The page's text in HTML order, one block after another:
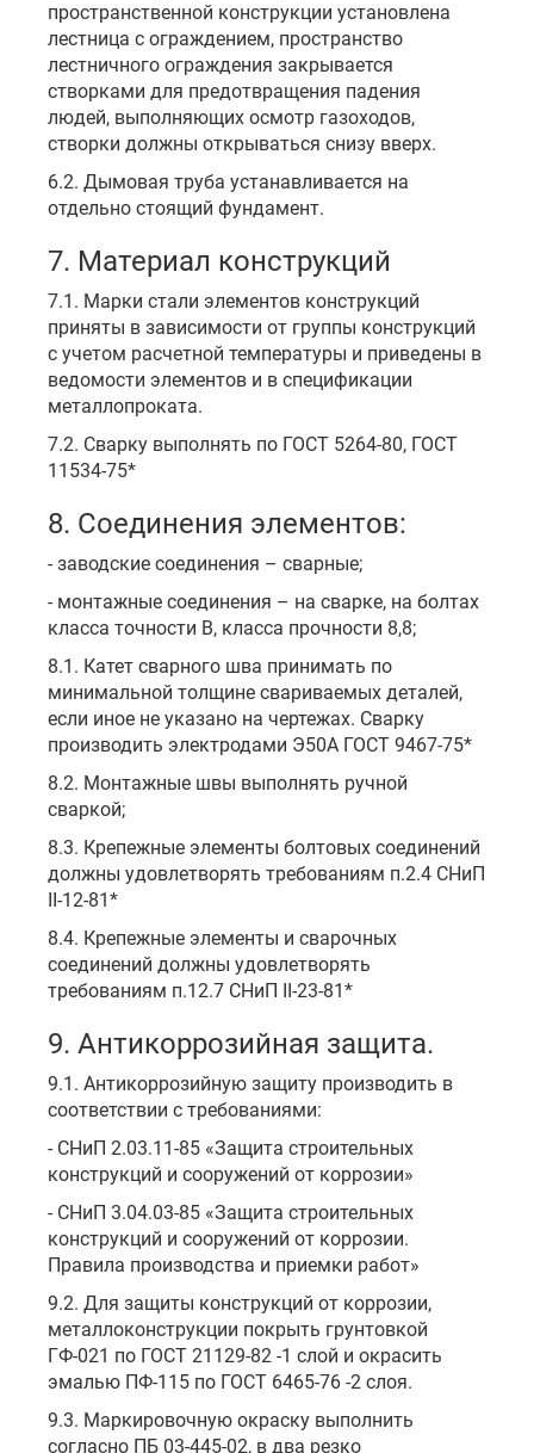
пространственной конструкции установлена
лестница с ограждением, пространство
лестничного ограждения закрывается
створками для предотвращения падения
людей, выполняющих осмотр газоходов,
створки должны открываться снизу вверх.
6.2. Дымовая труба устанавливается на
отдельно стоящий фундамент.
7. Материал конструкций
7.1. Марки стали элементов конструкций
приняты в зависимости от группы конструкций
с учетом расчетной температуры и приведены в
ведомости элементов и в спецификации
металлопроката.
7.2. Сварку выполнять по ГОСТ 5264-80, ГОСТ
11534-75*
8. Соединения элементов:
- заводские соединения – сварные;
- монтажные соединения – на сварке, на болтах
класса точности В, класса прочности 8,8;
8.1. Катет сварного шва принимать по
минимальной толщине свариваемых деталей,
если иное не указано на чертежах. Сварку
производить электродами Э50А ГОСТ 9467-75*
8.2. Монтажные швы выполнять ручной
сваркой;
8.3. Крепежные элементы болтовых соединений
должны удовлетворять требованиям п.2.4 СНиП
II-12-81*
8.4. Крепежные элементы и сварочных
соединений должны удовлетворять
требованиям п.12.7 СНиП II-23-81*
9. Антикоррозийная защита.
9.1. Антикоррозийную защиту производить в
соответствии с требованиями:
- СНиП 2.03.11-85 «Защита строительных
конструкций и сооружений от коррозии»
- СНиП 3.04.03-85 «Защита строительных
конструкций и сооружений от коррозии.
Правила производства и приемки работ»
9.2. Для защиты конструкций от коррозии,
металлоконструкции покрыть грунтовкой
ГФ-021 по ГОСТ 21129-82 -1 слой и окрасить
эмалью ПФ-115 по ГОСТ 6465-76 -2 слоя.
9.3. Маркировочную окраску выполнить
согласно ПБ 03-445-02, в два резко